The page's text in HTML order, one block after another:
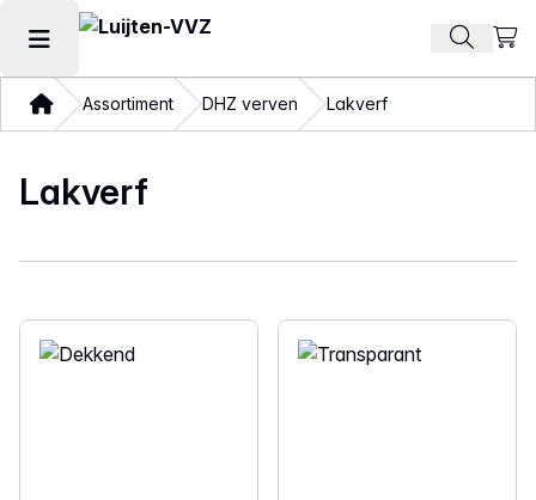
Hoofdmenu openen Zoek
ThuisAssortiment DHZ verven Lakverf
Lakverf